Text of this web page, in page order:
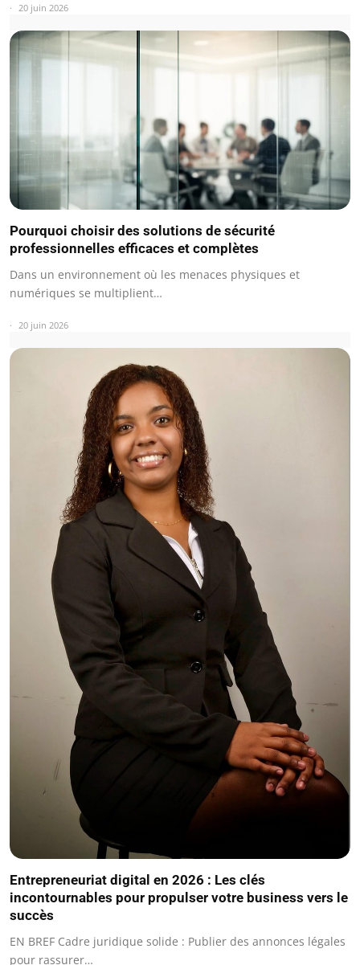
20 juin 2026
Pourquoi choisir des solutions de sécurité
professionnelles efficaces et complètes
Dans un environnement où les menaces physiques et
numériques se multiplient…
20 juin 2026
Entrepreneuriat digital en 2026 : Les clés
incontournables pour propulser votre business vers le
succès
EN BREF Cadre juridique solide : Publier des annonces légales
pour rassurer…